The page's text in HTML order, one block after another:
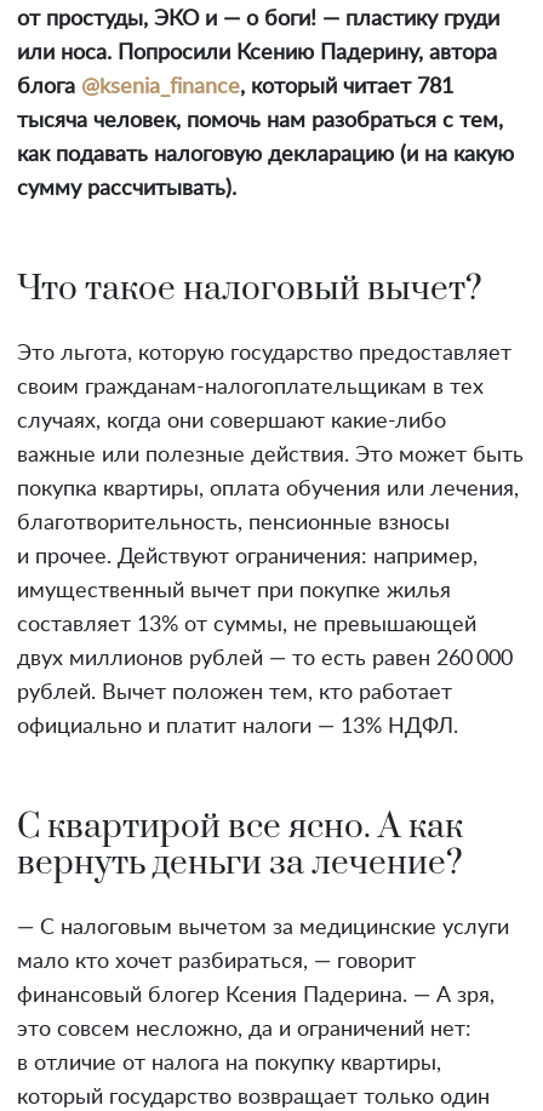
от простуды, ЭКО и — о боги! — пластику груди
или носа. Попросили Ксению Падерину, автора
блога @ksenia_finance, который читает 781
тысяча человек, помочь нам разобраться с тем,
как подавать налоговую декларацию (и на какую
сумму рассчитывать).
Что такое налоговый вычет?
Это льгота, которую государство предоставляет
своим гражданам-налогоплательщикам в тех
случаях, когда они совершают какие-либо
важные или полезные действия. Это может быть
покупка квартиры, оплата обучения или лечения,
благотворительность, пенсионные взносы
и прочее. Действуют ограничения: например,
имущественный вычет при покупке жилья
составляет 13% от суммы, не превышающей
двух миллионов рублей — то есть равен 260 000
рублей. Вычет положен тем, кто работает
официально и платит налоги — 13% НДФЛ.
С квартирой все ясно. А как
вернуть деньги за лечение?
— С налоговым вычетом за медицинские услуги
мало кто хочет разбираться, — говорит
финансовый блогер Ксения Падерина. — А зря,
это совсем несложно, да и ограничений нет:
в отличие от налога на покупку квартиры,
который государство возвращает только один